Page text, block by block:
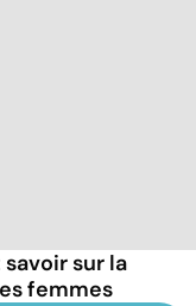
sur la
femmes